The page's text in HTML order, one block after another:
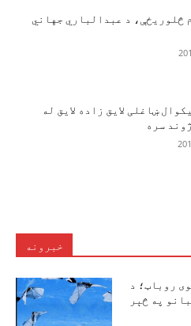
څلوریځې، د عبدالباري جهاني
ښاغلی لایق زاده لایق له
سره
خبرونه
روباټ؛ د
په څېر